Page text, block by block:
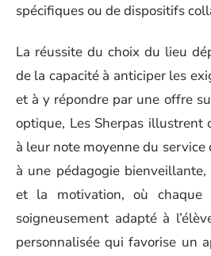
spécifiques ou de dispositifs
La réussite du choix du lieu
de la capacité à anticiper les
et à y répondre par une offre
optique, Les Sherpas illustrent
à leur note moyenne du
à une pédagogie bienveillante,
et la motivation, où chaque
soigneusement adapté à
personnalisée qui favorise un